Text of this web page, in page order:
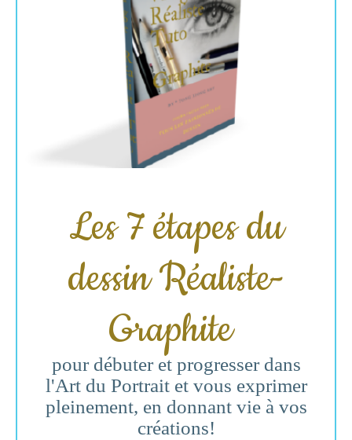
Les 7 étapes du
dessin Réaliste-
Graphite
pour débuter et progresser dans
l'Art du Portrait et vous exprimer
pleinement, en donnant vie à vos
créations!
Télécharger le livre:
Les 7 étapes du dessin
réaliste
Voicil'essentiel de ce que vous
devez
connaître pour débuter et
progresser dans
l'Art du Portrait.
Comment trouver la Source
Créative
Pour aller au bout del'aventure
et vivre de votre passion du dessin!